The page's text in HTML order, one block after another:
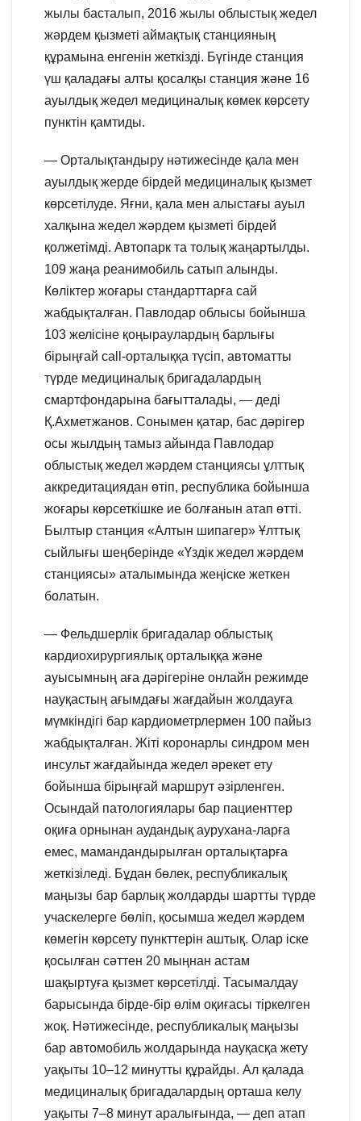
жылы басталып, 2016 жылы облыстық жедел
жәрдем қызметі аймақтық станцияның
құрамына енгенін жеткізді. Бүгінде станция
үш қаладағы алты қосалқы станция және 16
ауылдық жедел медициналық көмек көрсету
пунктін қамтиды.
— Орталықтандыру нәтижесінде қала мен
ауылдық жерде бірдей медициналық қызмет
көрсетілуде. Яғни, қала мен алыстағы ауыл
халқына жедел жәрдем қызметі бірдей
қолжетімді. Автопарк та толық жаңартылды.
109 жаңа реанимобиль сатып алынды.
Көліктер жоғары стандарттарға сай
жабдықталған. Павлодар облысы бойынша
103 желісіне қоңыраулардың барлығы
бірыңғай call-орталыққа түсіп, автоматты
түрде медициналық бригадалардың
смартфондарына бағытталады, — деді
Қ.Ахметжанов. Сонымен қатар, бас дәрігер
осы жылдың тамыз айында Павлодар
облыстық жедел жәрдем станциясы ұлттық
аккредитациядан өтіп, республика бойынша
жоғары көрсеткішке ие болғанын атап өтті.
Былтыр станция «Алтын шипагер» Ұлттық
сыйлығы шеңберінде «Үздік жедел жәрдем
станциясы» аталымында жеңіске жеткен
болатын.
— Фельдшерлік бригадалар облыстық
кардиохирургиялық орталыққа және
ауысымның аға дәрігеріне онлайн режимде
науқастың ағымдағы жағдайын жолдауға
мүмкіндігі бар кардиометрлермен 100 пайыз
жабдықталған. Жіті коронарлы синдром мен
инсульт жағдайында жедел әрекет ету
бойынша бірыңғай маршрут әзірленген.
Осындай патологиялары бар пациенттер
оқиға орнынан аудандық аурухана-ларға
емес, мамандандырылған орталықтарға
жеткізіледі. Бұдан бөлек, республикалық
маңызы бар барлық жолдарды шартты түрде
учаскелерге бөліп, қосымша жедел жәрдем
көмегін көрсету пункттерін аштық. Олар іске
қосылған сәттен 20 мыңнан астам
шақыртуға қызмет көрсетілді. Тасымалдау
барысында бірде-бір өлім оқиғасы тіркелген
жоқ. Нәтижесінде, республикалық маңызы
бар автомобиль жолдарында науқасқа жету
уақыты 10–12 минутты құрайды. Ал қалада
медициналық бригадалардың орташа келу
уақыты 7–8 минут аралығында, — деп атап